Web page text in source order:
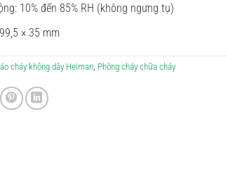
10% đến 85% RH (không ngưng tụ)
× 35 mm
cháy không dây Heiman, Phòng cháy chữa cháy